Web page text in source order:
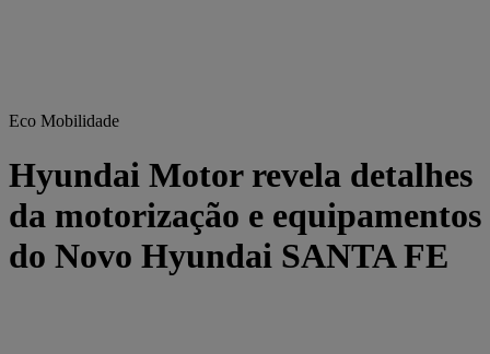
Eco Mobilidade
Hyundai Motor revela detalhes
da motorização e equipamentos
do Novo Hyundai SANTA FE